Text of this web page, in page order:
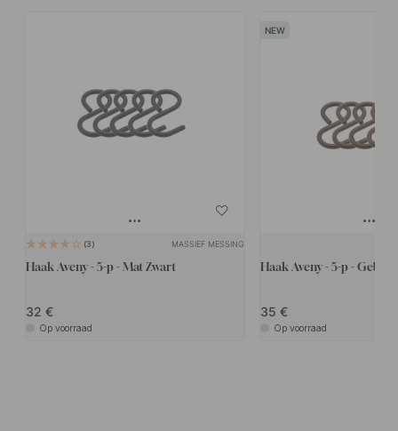
3 MASSIEF MESSING
Haak Aveny - 5-p - Mat Zwart
32
Op voorraad
Haak Aveny - 5-p -
35
Op voorraad